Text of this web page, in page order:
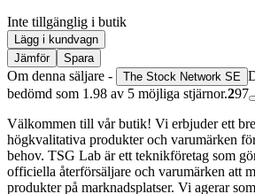
Inte tillgänglig i butik
Lägg i kundvagn
Jämför
Spara
Om denna säljare - The Stock Network SE
bedömd som 1.98 av 5 möjliga stjärnor.297
Välkommen till vår butik! Vi erbjuder ett
högkvalitativa produkter och varumärken
behov. TSG Lab är ett teknikföretag som
officiella återförsäljare och varumärken att
produkter på marknadsplatser. Vi agerar